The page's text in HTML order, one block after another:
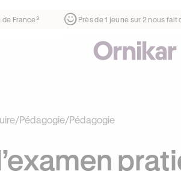
¹ 1ère auto-école de France³
/Pédagogie/Pédagogie